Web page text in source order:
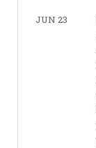
JUN 23